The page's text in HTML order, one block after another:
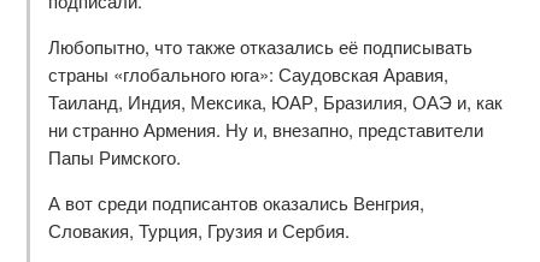
Любопытно, что также отказались её подписывать
страны «глобального юга»: Саудовская Аравия,
Таиланд, Индия, Мексика, ЮАР, Бразилия, ОАЭ и, как
ни странно Армения. Ну и, внезапно, представители
Папы Римского.
А вот среди подписантов оказались Венгрия,
Словакия, Турция, Грузия и Сербия.